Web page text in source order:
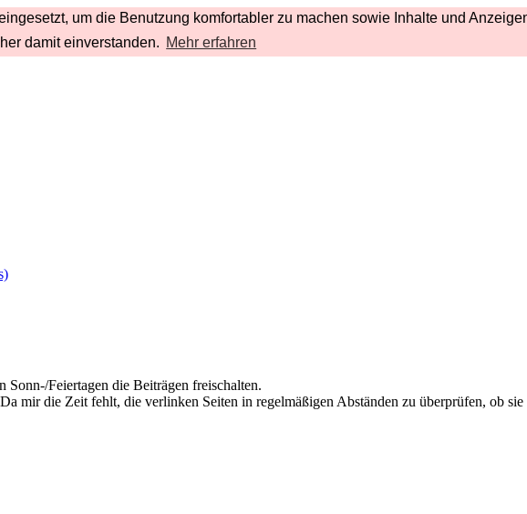
um die Benutzung komfortabler zu machen sowie Inhalte und
damit einverstanden. Mehr erfahren
Feiertagen die Beiträgen freischalten.
mir die Zeit fehlt, die verlinken Seiten in regelmäßigen Abständen zu überprüfen, ob sie